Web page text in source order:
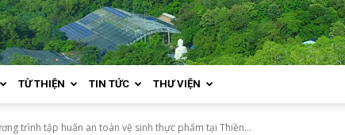
TỪ THIỆN TIN TỨC THƯ VIỆN
trình tập huấn an toàn vệ sinh thực phẩm tại Thiền...